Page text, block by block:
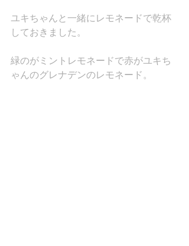
ユキちゃんと一緒にレモネードで乾杯
しておきました。
緑のがミントレモネードで赤がユキち
ゃんのグレナデンのレモネード。